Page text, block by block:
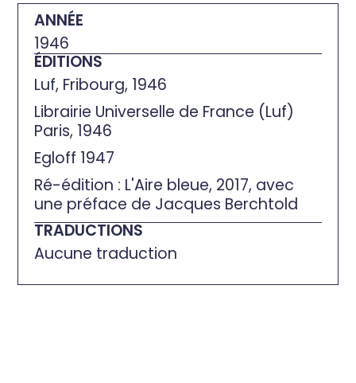
ANNÉE
1946
ÉDITIONS
Luf, Fribourg, 1946
Librairie Universelle de France (Luf)
Paris, 1946
Egloff 1947
Ré-édition : L'Aire bleue, 2017, avec
une préface de Jacques Berchtold
TRADUCTIONS
Aucune traduction